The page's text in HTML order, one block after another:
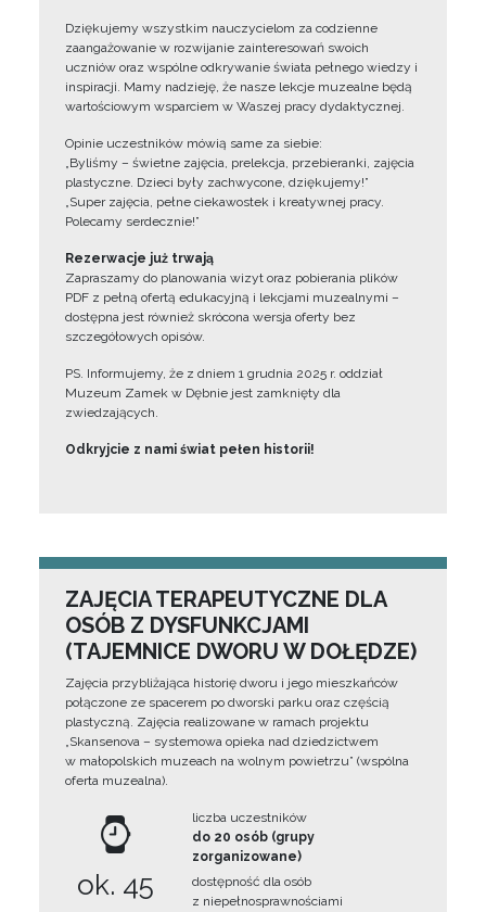
Dziękujemy wszystkim nauczycielom za codzienne
zaangażowanie w rozwijanie zainteresowań swoich
uczniów oraz wspólne odkrywanie świata pełnego wiedzy i
inspiracji. Mamy nadzieję, że nasze lekcje muzealne będą
wartościowym wsparciem w Waszej pracy dydaktycznej.
Opinie uczestników mówią same za siebie:
„Byliśmy – świetne zajęcia, prelekcja, przebieranki, zajęcia
plastyczne. Dzieci były zachwycone, dziękujemy!”
„Super zajęcia, pełne ciekawostek i kreatywnej pracy.
Polecamy serdecznie!”
Rezerwacje już trwają
Zapraszamy do planowania wizyt oraz pobierania plików
PDF z pełną ofertą edukacyjną i lekcjami muzealnymi –
dostępna jest również skrócona wersja oferty bez
szczegółowych opisów.
PS. Informujemy, że z dniem 1 grudnia 2025 r. oddział
Muzeum Zamek w Dębnie jest zamknięty dla
zwiedzających.
Odkryjcie z nami świat pełen historii!
ZAJĘCIA TERAPEUTYCZNE DLA
OSÓB Z DYSFUNKCJAMI
(TAJEMNICE DWORU W DOŁĘDZE)
Zajęcia przybliżająca historię dworu i jego mieszkańców
połączone ze spacerem po dworski parku oraz częścią
plastyczną. Zajęcia realizowane w ramach projektu
„Skansenova – systemowa opieka nad dziedzictwem
w małopolskich muzeach na wolnym powietrzu” (wspólna
oferta muzealna).
ok. 45
liczba uczestników
do 20 osób (grupy
zorganizowane)
dostępność dla osób
z niepełnosprawnościami